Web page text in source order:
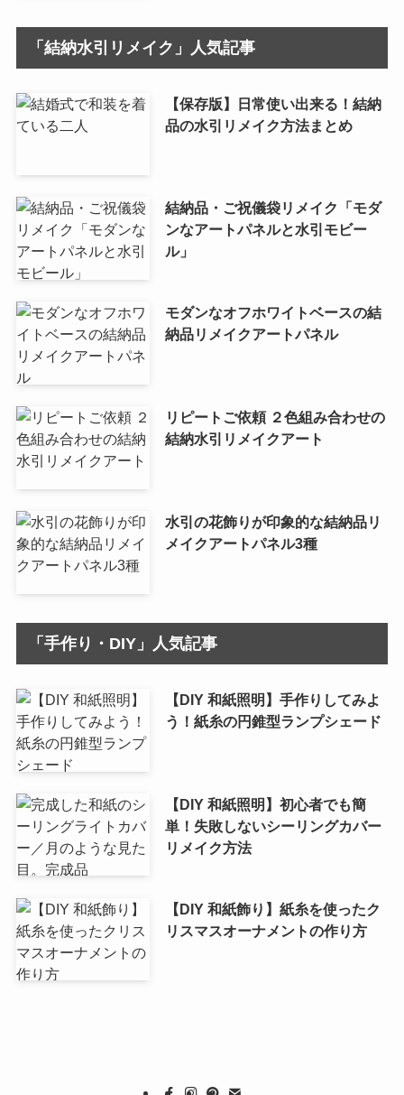
「結納水引リメイク」人気記事
【保存版】日常使い出来る！結納
品の水引リメイク方法まとめ
結納品・ご祝儀袋リメイク「モダ
ンなアートパネルと水引モビー
ル」
モダンなオフホワイトベースの結
納品リメイクアートパネル
リピートご依頼 ２色組み合わせの
結納水引リメイクアート
水引の花飾りが印象的な結納品リ
メイクアートパネル3種
「手作り・DIY」人気記事
【DIY 和紙照明】手作りしてみよ
う！紙糸の円錐型ランプシェード
【DIY 和紙照明】初心者でも簡
単！失敗しないシーリングカバー
リメイク方法
【DIY 和紙飾り】紙糸を使ったク
リスマスオーナメントの作り方